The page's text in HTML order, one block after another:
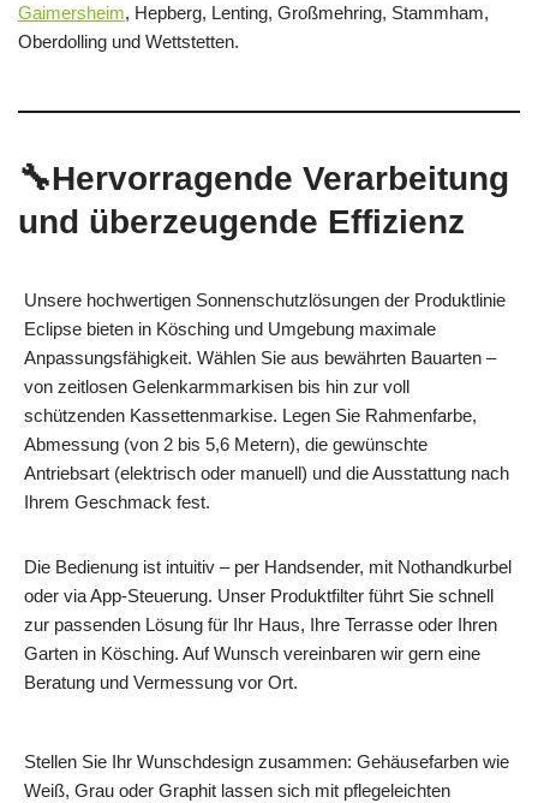
Gaimersheim, Hepberg, Lenting, Großmehring, Stammham,
Oberdolling und Wettstetten.
🔧Hervorragende Verarbeitung
und überzeugende Effizienz
Unsere hochwertigen Sonnenschutzlösungen der Produktlinie
Eclipse bieten in Kösching und Umgebung maximale
Anpassungsfähigkeit. Wählen Sie aus bewährten Bauarten –
von zeitlosen Gelenkarmmarkisen bis hin zur voll
schützenden Kassettenmarkise. Legen Sie Rahmenfarbe,
Abmessung (von 2 bis 5,6 Metern), die gewünschte
Antriebsart (elektrisch oder manuell) und die Ausstattung nach
Ihrem Geschmack fest.
Die Bedienung ist intuitiv – per Handsender, mit Nothandkurbel
oder via App-Steuerung. Unser Produktfilter führt Sie schnell
zur passenden Lösung für Ihr Haus, Ihre Terrasse oder Ihren
Garten in Kösching. Auf Wunsch vereinbaren wir gern eine
Beratung und Vermessung vor Ort.
Stellen Sie Ihr Wunschdesign zusammen: Gehäusefarben wie
Weiß, Grau oder Graphit lassen sich mit pflegeleichten